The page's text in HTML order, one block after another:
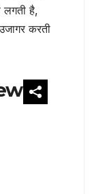
लगती है,
करती